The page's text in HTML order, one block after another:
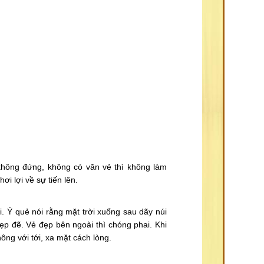
đứng, không có văn vẻ thì không làm
lợi về sự tiến lên.
Ý quẻ nói rằng mặt trời xuống sau dãy núi
đẽ. Vẻ đẹp bên ngoài thì chóng phai. Khi
với tới, xa mặt cách lòng.